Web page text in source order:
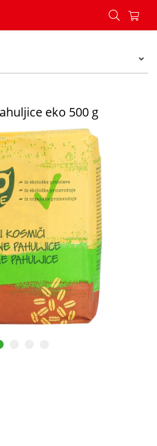
pahuljice eko 500 g - Konzum
eko 500 g